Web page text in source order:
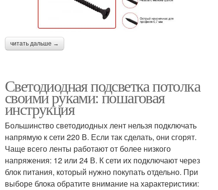
читать дальше →
Светодиодная подсветка потолка
своими руками: пошаговая
инструкция
Большинство светодиодных лент нельзя подключать
напрямую к сети 220 В. Если так сделать, они сгорят.
Чаще всего ленты работают от более низкого
напряжения: 12 или 24 В. К сети их подключают через
блок питания, который нужно покупать отдельно. При
выборе блока обратите внимание на характеристики: